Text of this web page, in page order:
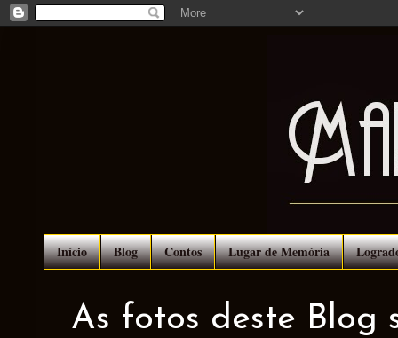
Início Blog Contos Lugar de Memória
As fotos deste Blog